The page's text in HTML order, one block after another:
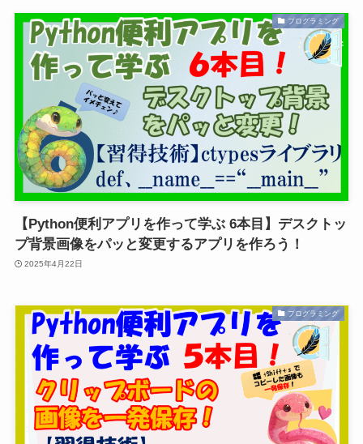
プログラミング
【Python便利アプリを作って学ぶ 6本目】デスクトッ
プ背景画像をパッと変更するアプリを作ろう！
2025年4月22日
プログラミング